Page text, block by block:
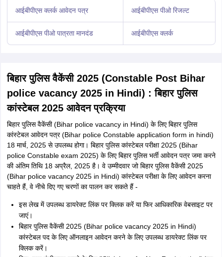
16 जुलाई,
2025
9 जुलाई, 2025 16 जुलाई, 2025
20 जुलाई,
2025
2025
16 जुलाई, 2025 23 जुलाई, 2025
27 जुलाई,
2025
20 जुलाई, 2025
30 जुलाई,
2025
23 जुलाई, 2025 30 जुलाई, 2025
3 अगस्त,
2025
27 जुलाई, 2025 3 अगस्त, 2025
CSBC Constable Exam Date 2025: परीक्षा कार्यक्रम
नीचे दी गई सारणी में सीएसबीसी कांस्टेबल एग्जाम शेड्यूल 2025 की जांच कर सकते हैं:
परीक्षा तिथि